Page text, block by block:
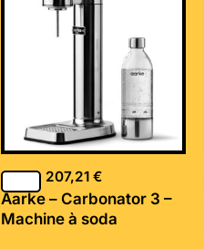
207,21€
Aarke – Carbonator 3 –
Machine à soda